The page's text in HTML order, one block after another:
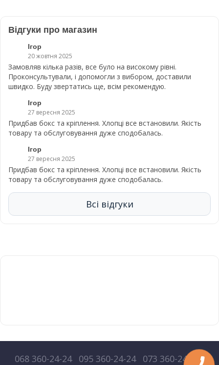
Відгуки про магазин
Ігор
20 жовтня 2025
Замовляв кілька разів, все було на високому рівні.
Проконсультували, і допомогли з вибором, доставили
швидко. Буду звертатись ще, всім рекомендую.
Ігор
27 вересня 2025
Придбав бокс та кріплення. Хлопці все встановили. Якість
товару та обслуговування дуже сподобалась.
Ігор
27 вересня 2025
Придбав бокс та кріплення. Хлопці все встановили. Якість
товару та обслуговування дуже сподобалась.
Всі відгуки
068 360-24-24 095 360-24-24 073 360-24-24